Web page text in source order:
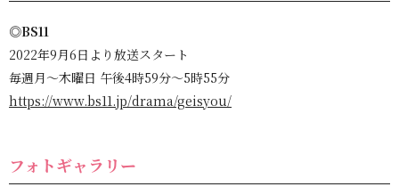
◎BS11
2022年9月6日より放送スタート
毎週月～木曜日 午後4時59分～5時55分
https://www.bs11.jp/drama/geisyou/
フォトギャラリー